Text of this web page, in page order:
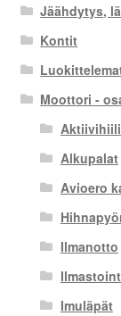
Jäähdytys,
Kontit
Moottori -
Aktiivihiili
Alkupalat
Avioero
Ilmanotto
Imuläpät